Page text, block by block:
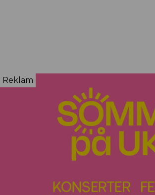
Reklam